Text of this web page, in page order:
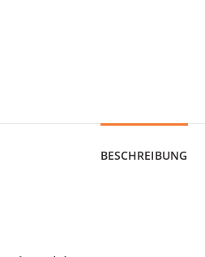
BESCHREIBUNG